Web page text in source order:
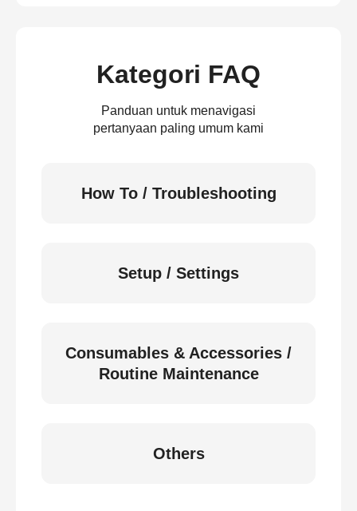
Kategori FAQ
Panduan untuk menavigasi
pertanyaan paling umum kami
How To / Troubleshooting
Setup / Settings
Consumables & Accessories /
Routine Maintenance
Others